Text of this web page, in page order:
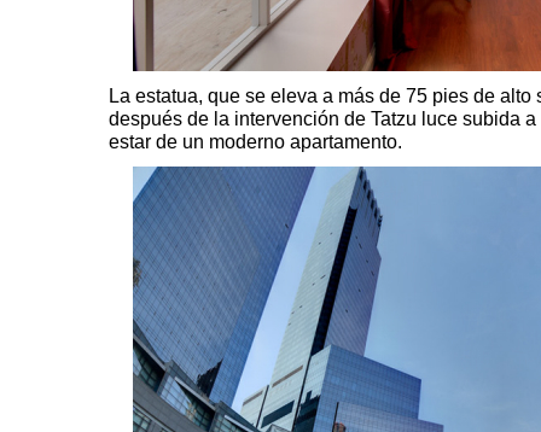
La estatua, que se eleva a más de 75 pies de
después de la intervención de Tatzu luce subida
estar de un moderno apartamento.